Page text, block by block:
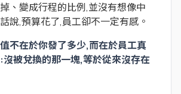
、變成行程的比例,並沒有想像中
說,預算花了,員工卻不一定有感。
不在於你發了多少,而在於員工真
被兌換的那一塊,等於從來沒存在